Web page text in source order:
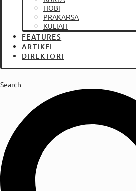
HOBI
PRAKARSA
KULIAH
FEATURES
ARTIKEL
DIREKTORI
Search